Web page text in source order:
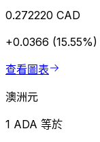
0.272220 CAD
+0.0366 (15.55%)
查看圖表
澳洲元
1 ADA 等於